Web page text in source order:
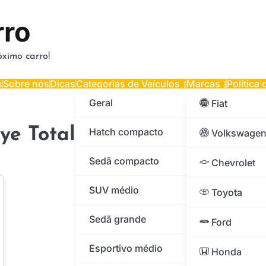
carro!
Sobre nósDicasCategorias de Veículos
Geral
Hatch compacto
Sedã compacto
SUV médio
Sedã grande
Esportivo médio
Marcas
Fiat
Volkswagen
Chevrolet
Toyota
Ford
Honda
Política
Total Flex 8V 4p 2013